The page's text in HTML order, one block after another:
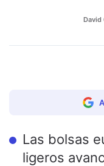
David
Las bolsas
ligeros